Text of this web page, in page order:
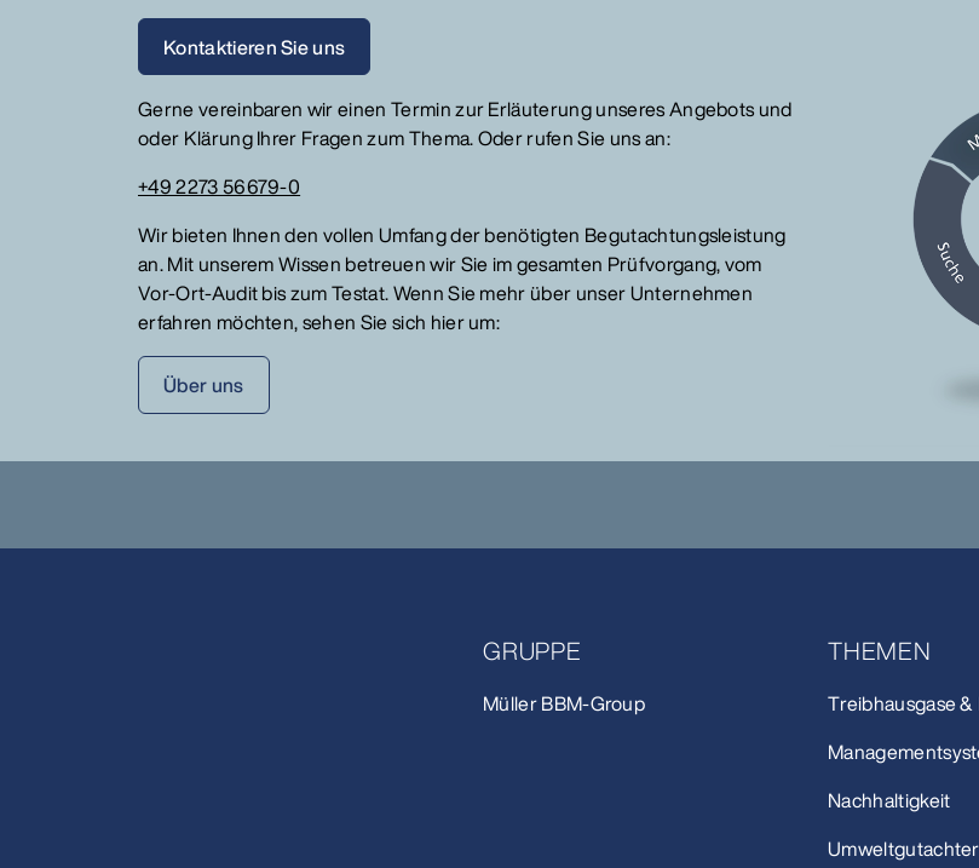
Kontaktieren Sie uns
Gerne vereinbaren wir einen Termin zur Erläuterung unseres Angebots und
oder Klärung Ihrer Fragen zum Thema. Oder rufen Sie uns an:
+49 2273 56679-0
Wir bieten Ihnen den vollen Umfang der benötigten Begutachtungsleistung
an. Mit unserem Wissen betreuen wir Sie im gesamten Prüfvorgang, vom
Vor-Ort-Audit bis zum Testat. Wenn Sie mehr über unser Unternehmen
erfahren möchten, sehen Sie sich hier um:
Über uns
GRUPPE
Müller BBM-Group
THEMEN
Treibhausgase
Nachhaltigkeit
Umweltgutachter